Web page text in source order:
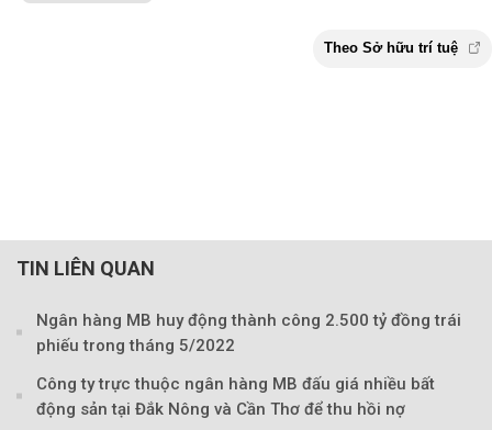
TIN LIÊN QUAN
Ngân hàng MB huy động thành công 2.500 tỷ đồng trái
phiếu trong tháng 5/2022
Công ty trực thuộc ngân hàng MB đấu giá nhiều bất
động sản tại Đắk Nông và Cần Thơ để thu hồi nợ